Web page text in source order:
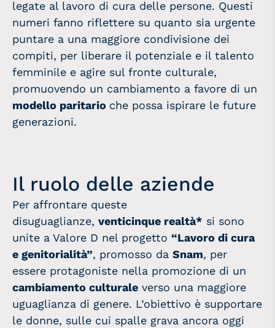
legate al lavoro di cura delle persone. Questi
numeri fanno riflettere su quanto sia urgente
puntare a una maggiore condivisione dei
compiti, per liberare il potenziale e il talento
femminile e agire sul fronte culturale,
promuovendo un cambiamento a favore di un
modello paritario che possa ispirare le future
generazioni.
Il ruolo delle aziende
Per affrontare queste
disuguaglianze, venticinque realtà* si sono
unite a Valore D nel progetto “Lavoro di cura
e genitorialità”, promosso da Snam, per
essere protagoniste nella promozione di un
cambiamento culturale verso una maggiore
uguaglianza di genere. L’obiettivo è supportare
le donne, sulle cui spalle grava ancora oggi